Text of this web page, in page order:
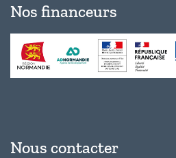
Nos financeurs
Nous contacter